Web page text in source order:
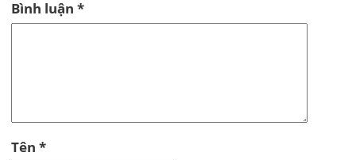
Bình luận*
Tên*